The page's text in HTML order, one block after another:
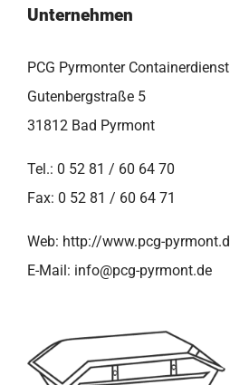
Unternehmen
PCG Pyrmonter
Gutenbergstraße 5
31812 Bad Pyrmont
Tel.: 0 52 81 / 60 64 70
Fax: 0 52 81 / 60 64 71
Web: http://www.pcg-
E-Mail: info@pcg-pyrmont.de